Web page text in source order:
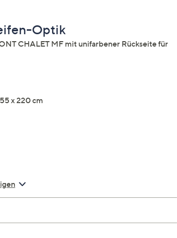
Optik
CHALET MF mit unifarbener Rückseite für
x 220 cm